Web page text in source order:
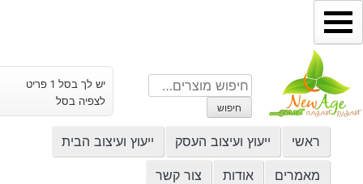
דילוג
לתוכן
חיפוש
עבור:
חיפוש
יש לך בסל 1 פריט
לצפיה בסל
ראשי ייעוץ ועיצוב העסק ייעוץ ועיצוב הבית
מאמרים אודות צור קשר